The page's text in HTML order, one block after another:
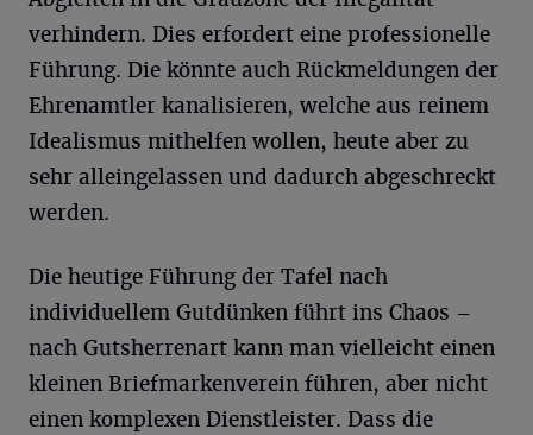
verhindern. Dies erfordert eine professionelle
Führung. Die könnte auch Rückmeldungen der
Ehrenamtler kanalisieren, welche aus reinem
Idealismus mithelfen wollen, heute aber zu
sehr alleingelassen und dadurch abgeschreckt
werden.
Die heutige Führung der Tafel nach
individuellem Gutdünken führt ins Chaos –
nach Gutsherrenart kann man vielleicht einen
kleinen Briefmarkenverein führen, aber nicht
einen komplexen Dienstleister. Dass die